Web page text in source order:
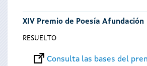
XIV Premio de Poesía Afundación
RESUELTO
Consulta las bases del